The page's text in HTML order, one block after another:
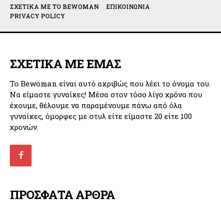
ΣΧΕΤΙΚΆ ΜΕ ΤΟ BEWOMAN
ΕΠΙΚΟΙΝΩΝΊΑ
PRIVACY POLICY
ΣΧΕΤΙΚΑ ΜΕ ΕΜΑΣ
Το Bewoman είναι αυτό ακριβώς που λέει το όνομα του.
Να είμαστε γυναίκες! Μέσα στον τόσο λίγο χρόνο που
έχουμε, θέλουμε να παραμένουμε πάνω από όλα
γυναίκες, όμορφες με στυλ είτε είμαστε 20 είτε 100
χρονών.
ΠΡΟΣΦΑΤΑ ΑΡΘΡΑ